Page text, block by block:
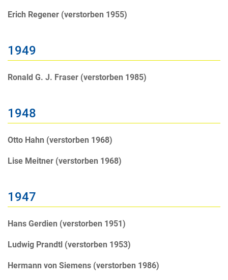
Erich Regener (verstorben 1955)
1949
Ronald G. J. Fraser (verstorben 1985)
1948
Otto Hahn (verstorben 1968)
Lise Meitner (verstorben 1968)
1947
Hans Gerdien (verstorben 1951)
Ludwig Prandtl (verstorben 1953)
Hermann von Siemens (verstorben 1986)